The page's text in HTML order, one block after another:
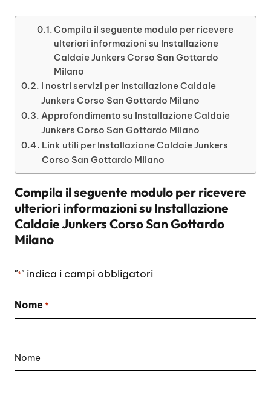
Compila il seguente modulo per ricevere
ulteriori informazioni su Installazione
Caldaie Junkers Corso San Gottardo
Milano
I nostri servizi per Installazione Caldaie
Junkers Corso San Gottardo Milano
Approfondimento su Installazione Caldaie
Junkers Corso San Gottardo Milano
Link utili per Installazione Caldaie Junkers
Corso San Gottardo Milano
Compila il seguente modulo per ricevere
ulteriori informazioni suInstallazione
Caldaie Junkers Corso San Gottardo
Milano
"*" indica i campi obbligatori
Nome *
Nome